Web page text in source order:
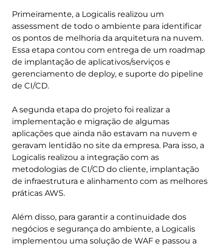
Primeiramente, a Logicalis realizou um
assessment de todo o ambiente para identificar
os pontos de melhoria da arquitetura na nuvem.
Essa etapa contou com entrega de um roadmap
de implantação de aplicativos/serviços e
gerenciamento de deploy, e suporte do pipeline
de CI/CD.
A segunda etapa do projeto foi realizar a
implementação e migração de algumas
aplicações que ainda não estavam na nuvem e
geravam lentidão no site da empresa. Para isso, a
Logicalis realizou a integração com as
metodologias de CI/CD do cliente, implantação
de infraestrutura e alinhamento com as melhores
práticas AWS.
Além disso, para garantir a continuidade dos
negócios e segurança do ambiente, a Logicalis
implementou uma solução de WAF e passou a